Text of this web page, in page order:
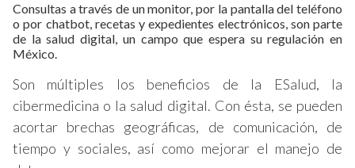
Consultas a través de un monitor, por la pantalla del teléfono
o por chatbot, recetas y expedientes electrónicos, son parte
de la salud digital, un campo que espera su regulación en
México.
Son múltiples los beneficios de la ESalud, la
cibermedicina o la salud digital. Con ésta, se pueden
acortar brechas geográficas, de comunicación, de
tiempo y sociales, así como mejorar el manejo de